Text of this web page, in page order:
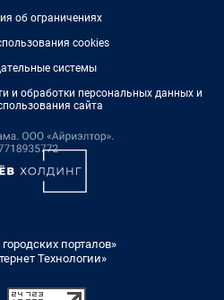
об ограничениях
cookies
системы
и обработки персональных данных и
сайта
порталов»
Технологии»